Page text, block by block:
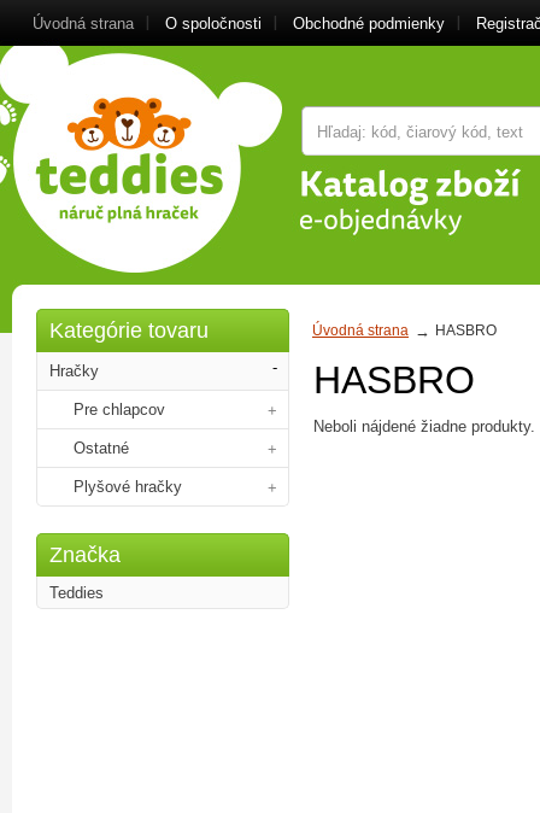
Úvodná strana O spoločnosti Obchodné podmienky
Úvodná strana HASBRO
HASBRO
Neboli nájdené žiadne produkty.
Kategórie tovaru
Hračky
Pre chlapcov
Ostatné
Plyšové hračky
Značka
Teddies